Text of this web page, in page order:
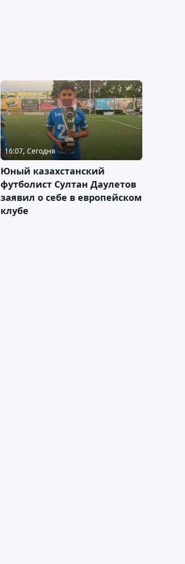
16:07, Сегодня
Юный казахстанский
футболист Султан Даулетов
заявил о себе в европейском
клубе